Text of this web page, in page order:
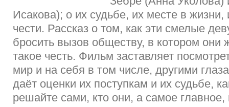
Исакова); о их судьбе, их месте в жизни,
чести. Рассказ о том, как эти смелые
бросить вызов обществу, в котором они
такое честь. Фильм заставляет
мир и на себя в том числе, другими
даёт оценки их поступкам и их судьбе,
решайте сами, кто они, а самое